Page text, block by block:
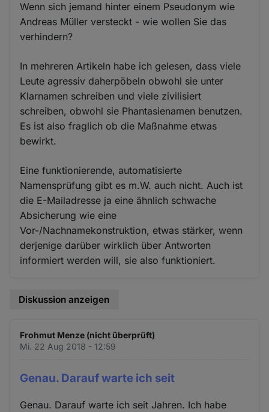
Wenn sich jemand hinter einem Pseudonym wie
Andreas Müller versteckt - wie wollen Sie das
verhindern?
In mehreren Artikeln habe ich gelesen, dass viele
Leute agressiv daherpöbeln obwohl sie unter
Klarnamen schreiben und viele zivilisiert
schreiben, obwohl sie Phantasienamen benutzen.
Es ist also fraglich ob die Maßnahme etwas
bewirkt.
Eine funktionierende, automatisierte
Namensprüfung gibt es m.W. auch nicht. Auch ist
die E-Mailadresse ja eine ähnlich schwache
Absicherung wie eine
Vor-/Nachnamekonstruktion, etwas stärker, wenn
derjenige darüber wirklich über Antworten
informiert werden will, sie also funktioniert.
Diskussion anzeigen
Frohmut Menze (nicht überprüft)
Mi. 22 Aug 2018 - 12:59
Genau. Darauf warte ich seit
Genau. Darauf warte ich seit Jahren. Ich habe